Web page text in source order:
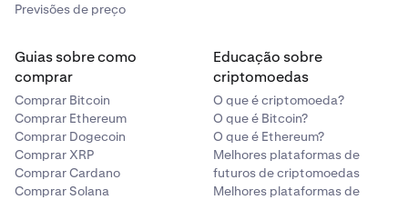
Previsões de preço
Guias sobre como
comprar
Comprar Bitcoin
Comprar Ethereum
Comprar Dogecoin
Comprar XRP
Comprar Cardano
Comprar Solana
Educação sobre
criptomoedas
O que é criptomoeda?
O que é Bitcoin?
O que é Ethereum?
Melhores plataformas de
futuros de criptomoedas
Melhores plataformas de